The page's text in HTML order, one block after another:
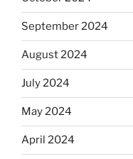
September 2024
August 2024
July 2024
May 2024
April 2024